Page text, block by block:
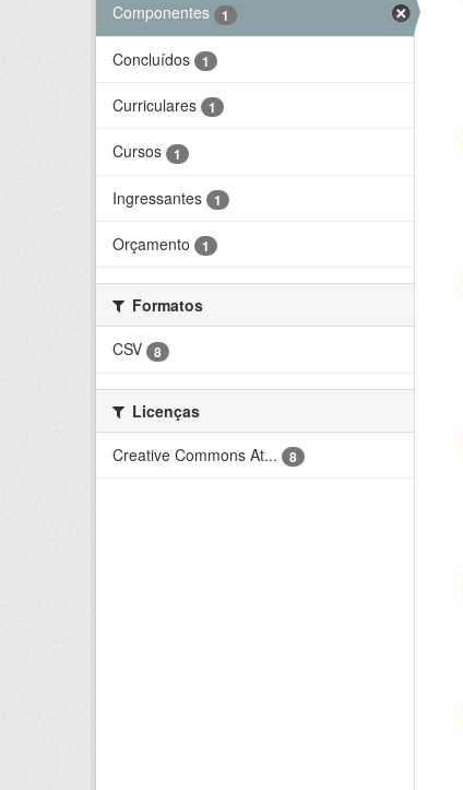
Componentes 1
Concluídos 1
Curriculares 1
Cursos 1
Ingressantes 1
Orçamento 1
Formatos
CSV
8
Licenças
Creative Commons At...
8